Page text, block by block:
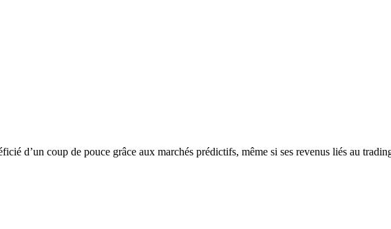
d’un coup de pouce grâce aux marchés prédictifs, même si ses revenus liés au